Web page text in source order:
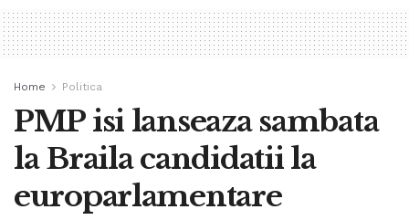
Home Politica
PMP isi lanseaza sambata
la Braila candidatii la
europarlamentare